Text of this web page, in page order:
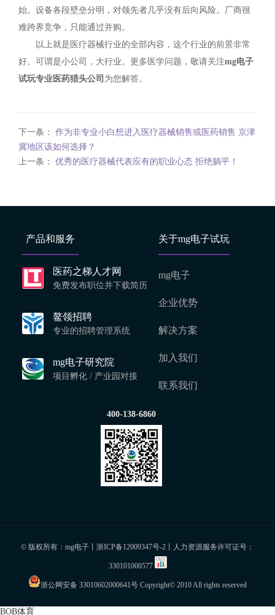
始。设备各段壁垒分明，对领先者几乎没有后向风险。厂商很
难跨界竞争，只能通过并购。
以上就是医疗器械行业的全部内容，这个行业的前景非常
好。可谓是小公司，大行业。更多医学问题，敬请关注mg电子
试玩专业医药猎头公司 为您解答。
下一条： 作为非专业小白想进入医疗器械销售或医药销售 京津
冀地区该如何选择？
上一条： 优秀的医疗器械代表应有的职业心态 拒绝躺平！
产品和服务
医药之梯人才网
免费发布职位并下载简历
鳌领招聘
专业的招聘管理系统
mg电子研究院
项目孵化 / 产业园对接
关于mg电子试玩
mg电子
企业优势
解决方案
加入我们
联系我们
400-138-6860
© 版权所有：mg电子丨 浙ICP备12009347号-2 丨人力资源服务许可证号：
330101000577
浙公网安备 33010602000641号 Copyright© 2010 All rights reserved
BOB体育